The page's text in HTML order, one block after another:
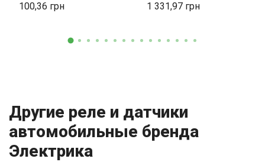
100,36 1 331,97
Другие реле и датчики
автомобильные бренда
Электрика